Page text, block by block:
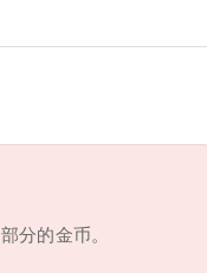
分的金币。